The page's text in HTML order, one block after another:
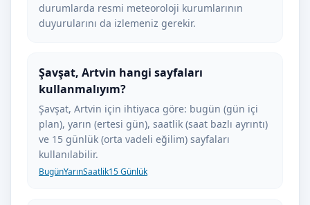
durumlarda resmi meteoroloji kurumlarının
duyurularını da izlemeniz gerekir.
Şavşat, Artvin hangi sayfaları
kullanmalıyım?
Şavşat, Artvin için ihtiyaca göre: bugün (gün içi
plan), yarın (ertesi gün), saatlik (saat bazlı ayrıntı)
ve 15 günlük (orta vadeli eğilim) sayfaları
kullanılabilir.
BugünYarınSaatlik15 Günlük